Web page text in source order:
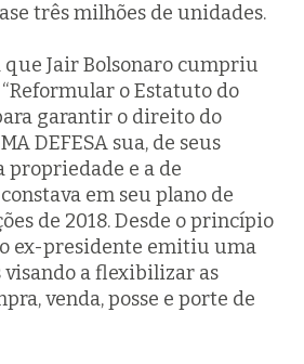
três milhões de unidades.
Jair Bolsonaro cumpriu
o Estatuto do
garantir o direito do
DEFESA sua, de seus
propriedade e a de
em seu plano de
de 2018. Desde o princípio
ex-presidente emitiu uma
visando a flexibilizar as
venda, posse e porte de